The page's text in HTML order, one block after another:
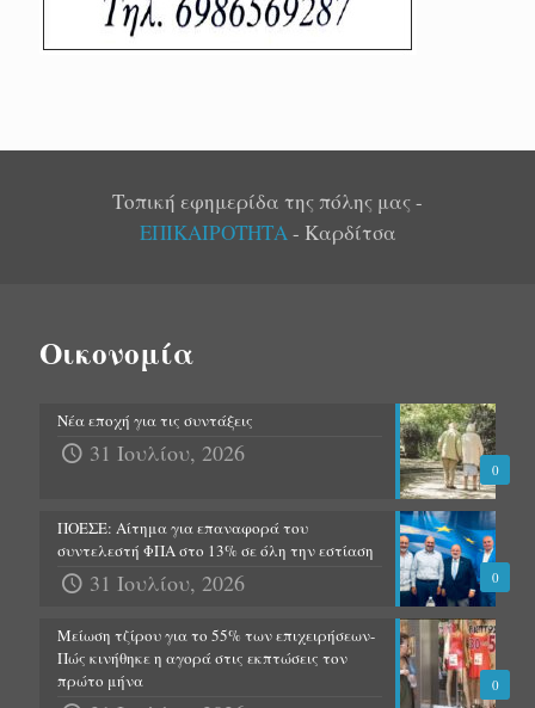
Τοπική εφημερίδα της πόλης μας -
ΕΠΙΚΑΙΡΟΤΗΤΑ- Καρδίτσα
Οικονομία
0
Νέα εποχή για τις συντάξεις
31 Ιουλίου, 2026
0
ΠΟΕΣΕ: Αίτημα για επαναφορά του
συντελεστή ΦΠΑ στο 13% σε όλη την εστίαση
31 Ιουλίου, 2026
0
Μείωση τζίρου για το 55% των επιχειρήσεων-
Πώς κινήθηκε η αγορά στις εκπτώσεις τον
πρώτο μήνα